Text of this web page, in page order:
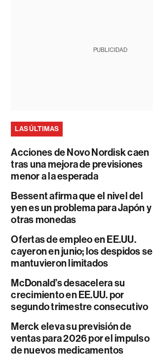
PUBLICIDAD
LAS ÚLTIMAS
Acciones de Novo Nordisk caen
tras una mejora de previsiones
menor a la esperada
Bessent afirma que el nivel del
yen es un problema para Japón y
otras monedas
Ofertas de empleo en EE.UU.
cayeron en junio; los despidos se
mantuvieron limitados
McDonald’s desacelera su
crecimiento en EE.UU. por
segundo trimestre consecutivo
Merck eleva su previsión de
ventas para 2026 por el impulso
de nuevos medicamentos